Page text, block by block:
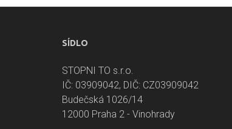
SÍDLO
STOPNI TO s.r.o.
IČ: 03909042, DIČ: CZ03909042
Budečská 1026/14
12000 Praha 2 - Vinohrady